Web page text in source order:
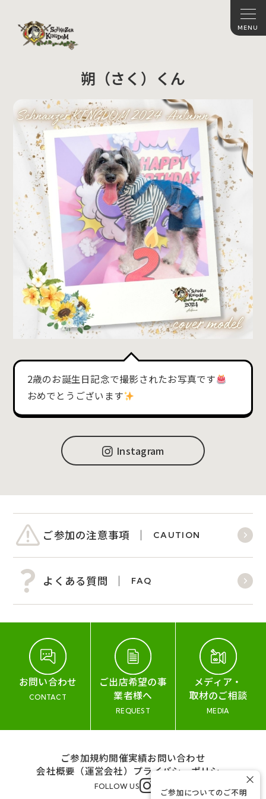
朔（さく）くん
2歳のお誕生日記念で撮影されたお写真です
おめでとうございます
Instagram
ご参加の注意事項 CAUTION
よくある質問 FAQ
お問い合わせ
CONTACT
ご出店希望の事
業者様へ
REQUEST
メディア・
取材のご相談
MEDIA
ご参加規約開催実績お問い合わせ
会社概要（運営会社） プライバシーポリシー
FOLLOW US
ご参加についてのご不明
×